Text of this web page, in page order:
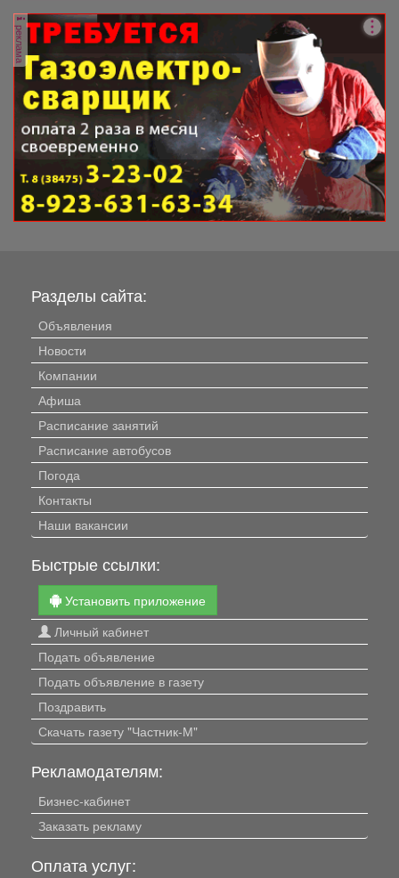
реклама
Разделы сайта:
Объявления
Новости
Компании
Афиша
Расписание занятий
Расписание автобусов
Погода
Контакты
Наши вакансии
Быстрые ссылки:
Установить приложение
Личный кабинет
Подать объявление
Подать объявление в газету
Поздравить
Скачать газету "Частник-М"
Рекламодателям:
Бизнес-кабинет
Заказать рекламу
Оплата услуг: